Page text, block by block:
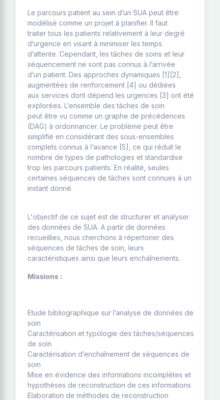
Le parcours patient au sein d’un SUA peut être
modélisé comme un projet à planifier. Il faut
traiter tous les patients relativement à leur degré
d’urgence en visant à minimiser les temps
d’attente. Cependant, les tâches de soins et leur
séquencement ne sont pas connus à l’arrivée
d’un patient. Des approches dynamiques [1][2],
augmentées de renforcement [4] ou dédiées
aux services dont dépend les urgences [3] ont été
explorées. L’ensemble des tâches de soin
peut être vu comme un graphe de précédences
(DAG) à ordonnancer. Le problème peut être
simplifié en considérant des sous-ensembles
complets connus à l’avance [5], ce qui réduit le
nombre de types de pathologies et standardise
trop les parcours patients. En réalité, seules
certaines séquences de tâches sont connues à un
instant donné.
L'objectif de ce sujet est de structurer et analyser
des données de SUA. A partir de données
recueillies, nous cherchons à répertorier des
séquences de tâches de soin, leurs
caractéristiques ainsi que leurs enchaînements.
Missions :
Etude bibliographique sur l’analyse de données de
soin
Caractérisation et typologie des tâches/séquences
de soin
Caractérisation d’enchaînement de séquences de
soin
Mise en évidence des informations incomplètes et
hypothèses de reconstruction de ces informations
Elaboration de méthodes de reconstruction